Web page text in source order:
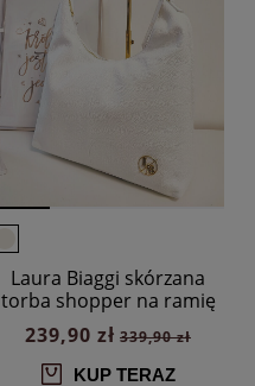
Laura Biaggi skórzana
torba shopper na ramię
biała
239,90 zł 339,90 zł
KUP TERAZ